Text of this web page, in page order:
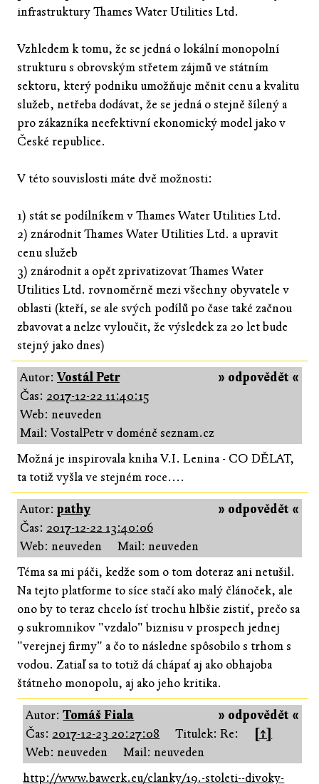
infrastruktury Thames Water Utilities Ltd.
Vzhledem k tomu, že se jedná o lokální monopolní
strukturu s obrovským střetem zájmů ve státním
sektoru, který podniku umožňuje měnit cenu a kvalitu
služeb, netřeba dodávat, že se jedná o stejně šílený a
pro zákazníka neefektivní ekonomický model jako v
České republice.
V této souvislosti máte dvě možnosti:
1) stát se podílníkem v Thames Water Utilities Ltd.
2) znárodnit Thames Water Utilities Ltd. a upravit
cenu služeb
3) znárodnit a opět zprivatizovat Thames Water
Utilities Ltd. rovnoměrně mezi všechny obyvatele v
oblasti (kteří, se ale svých podílů po čase také začnou
zbavovat a nelze vyloučit, že výsledek za 20 let bude
stejný jako dnes)
» odpovědět «
Autor:Vostál Petr
Čas: 2017-12-22 11:40:15
Web: neuveden
Mail: VostalPetr v doméně seznam.cz
Možná je inspirovala kniha V.I. Lenina - CO DĚLAT,
ta totiž vyšla ve stejném roce....
» odpovědět «
Autor: pathy
Čas: 2017-12-22 13:40:06
Web: neuveden
Mail: neuveden
Téma sa mi páči, kedže som o tom doteraz ani netušil.
Na tejto platforme to síce stačí ako malý článoček, ale
ono by to teraz chcelo ísť trochu hlbšie zistiť, prečo sa
9 sukromnikov "vzdalo" biznisu v prospech jednej
"verejnej firmy" a čo to následne spôsobilo s trhom s
vodou. Zatiaľ sa to totiž dá chápať aj ako obhajoba
štátneho monopolu, aj ako jeho kritika.
» odpovědět «
Autor:Tomáš Fiala
Čas: 2017-12-23 20:27:08 Titulek: Re:
[↑]
Web: neuveden
Mail: neuveden
http://www.bawerk.eu/clanky/19.-stoleti--divoky-